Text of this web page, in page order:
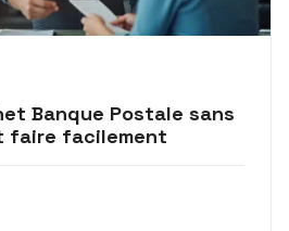
Banque Postale sans
faire facilement